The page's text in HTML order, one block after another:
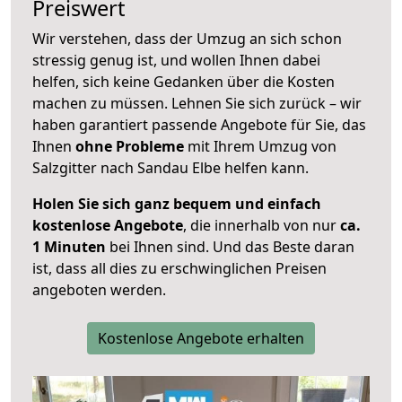
Preiswert
Wir verstehen, dass der Umzug an sich schon
stressig genug ist, und wollen Ihnen dabei
helfen, sich keine Gedanken über die Kosten
machen zu müssen. Lehnen Sie sich zurück – wir
haben garantiert passende Angebote für Sie, das
Ihnen ohne Probleme mit Ihrem Umzug von
Salzgitter nach Sandau Elbe helfen kann.
Holen Sie sich ganz bequem und einfach
kostenlose Angebote, die innerhalb von nurca.
1 Minuten bei Ihnen sind. Und das Beste daran
ist, dass all dies zu erschwinglichen Preisen
angeboten werden.
Kostenlose Angebote erhalten